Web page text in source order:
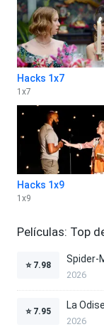
Hacks 1x7
1 x7
Hacks 1x9
1 x9
Películas: Top
⭐ 7.98
Spider-
2026
⭐ 7.95
La
2026